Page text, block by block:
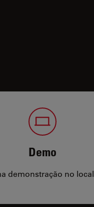
Demo
demonstração no